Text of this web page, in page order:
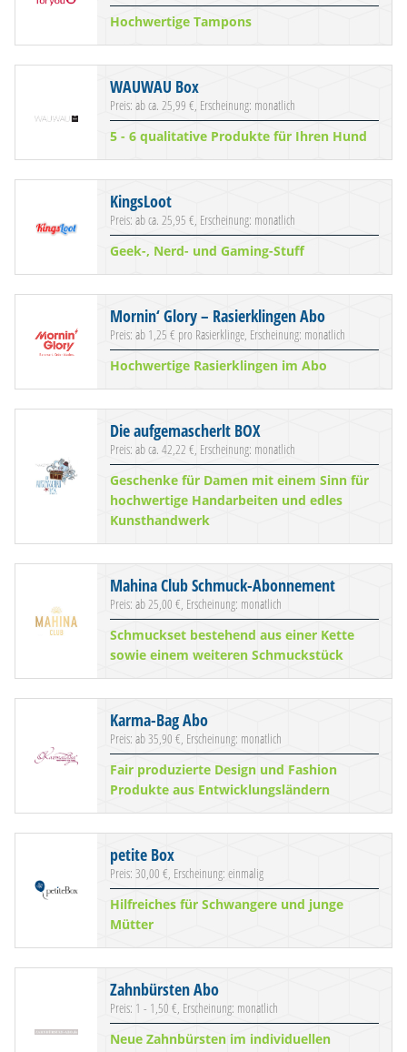
Hochwertige Tampons
WAUWAU Box
Preis: ab ca. 25,99 €, Erscheinung: monatlich
5 - 6 qualitative Produkte für Ihren Hund
KingsLoot
Preis: ab ca. 25,95 €, Erscheinung: monatlich
Geek-, Nerd- und Gaming-Stuff
Mornin‘ Glory – Rasierklingen Abo
Preis: ab 1,25 € pro Rasierklinge, Erscheinung: monatlich
Hochwertige Rasierklingen im Abo
Die aufgemascherlt BOX
Preis: ab ca. 42,22 €, Erscheinung: monatlich
Geschenke für Damen mit einem Sinn für
hochwertige Handarbeiten und edles
Kunsthandwerk
Mahina Club Schmuck-Abonnement
Preis: ab 25,00 €, Erscheinung: monatlich
Schmuckset bestehend aus einer Kette
sowie einem weiteren Schmuckstück
Karma-Bag Abo
Preis: ab 35,90 €, Erscheinung: monatlich
Fair produzierte Design und Fashion
Produkte aus Entwicklungsländern
petite Box
Preis: 30,00 €, Erscheinung: einmalig
Hilfreiches für Schwangere und junge
Mütter
Zahnbürsten Abo
Preis: 1 - 1,50 €, Erscheinung: monatlich
Neue Zahnbürsten im individuellen